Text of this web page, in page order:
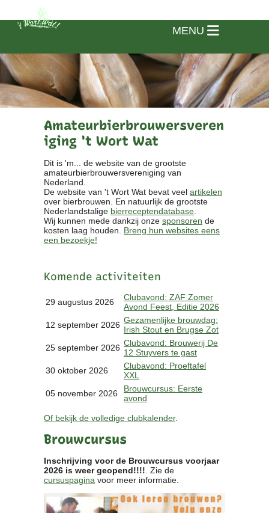
Amateurbierbrouwersveren
iging 't Wort Wat
Dit is 'm... de website van de grootste
amateurbierbrouwersvereniging van
Nederland.
De website van 't Wort Wat bevat veel artikelen
over bierbrouwen. En natuurlijk de grootste
Nederlandstalige bierreceptendatabase
Wij kunnen mede dankzij onze sponsoren de
kosten laag houden. Breng hun websites eens
een bezoekje!
Komende activiteiten
29 augustus 2026
Clubavond: ZAF Zomer
Avond Feest, Editie 2026
12 september 2026 Gezamenlijke brouwdag:
Irish Stout en Brugse Zot
25 september 2026 Clubavond: Brouwerij De
12 Stuyvers te gast
30 oktober 2026
Clubavond: Proeftafel
XXL
05 november 2026
Brouwcursus: Eerste
avond
Of bekijk de volledige clubkalender.
Brouwcursus
Inschrijving voor de Brouwcursus voorjaar
2026 is weer geopend!!!!. Zie de
cursuspagina voor meer informatie.
MENU
Clubkalender
Bestuur
- Historie
Privacyverklaring
Wedstrijduitslagen
Bijzondere Leden
- Professioneel
- Biersommeliers
Recepten
Recepten